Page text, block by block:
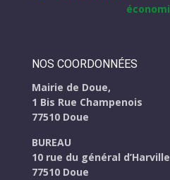
NOS COORDONNÉES
Mairie de Doue,
1 Bis Rue Champenois
77510 Doue
BUREAU
10 rue du général d’Harville
77510 Doue